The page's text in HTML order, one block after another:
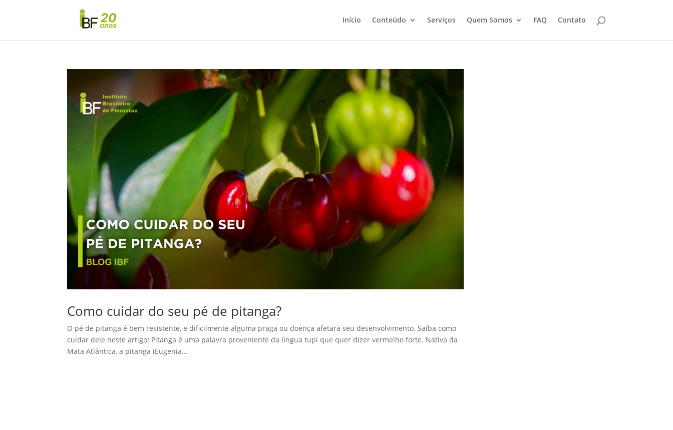
Início Conteúdo Serviços Quem Somos FAQ Contato
Como cuidar do seu pé de pitanga?
O pé de pitanga é bem resistente, e dificilmente alguma praga ou doença afetará seu desenvolvimento. Saiba como
cuidar dele neste artigo! Pitanga é uma palavra proveniente da língua tupi que quer dizer vermelho forte. Nativa da
Mata Atlântica, a pitanga (Eugenia...